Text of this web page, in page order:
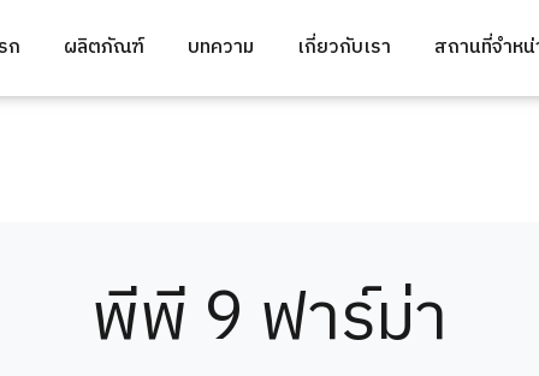
ก ผลิตภัณฑ์ บทความ เกี่ยวกับเรา สถานที่จำห
พีพี 9 ฟาร์ม่า